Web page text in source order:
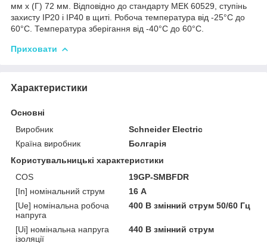
мм х (Г) 72 мм. Відповідно до стандарту МЕК 60529, ступінь
захисту IP20 і IP40 в щиті. Робоча температура від -25°C до
60°C. Температура зберігання від -40°C до 60°C.
Приховати
Характеристики
Основні
Виробник
Schneider Electric
Країна виробник
Болгарія
Користувальницькі характеристики
COS
19GP-SMBFDR
[In] номінальний струм
16 А
[Ue] номінальна робоча
напруга
400 В змінний струм 50/60 Гц
[Ui] номінальна напруга
ізоляції
440 В змінний струм